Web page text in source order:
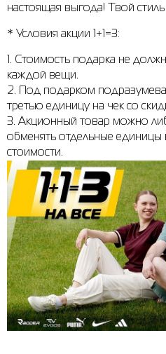
Толстовки
Футболки
Шорты
Юбки
Шарфы
Under Armour
WHS
Брэнды
adidas
Larum
Nike
Puma
Radder
настоящая выгода! Твой
* Условия акции 1+1=3:
1. Стоимость подарка не
каждой вещи.
2. Под подарком
третью единицу на чек со
3. Акционный товар можно
обменять отдельные единицы
стоимости.